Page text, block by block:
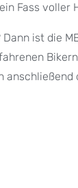
Fass voller
ist die